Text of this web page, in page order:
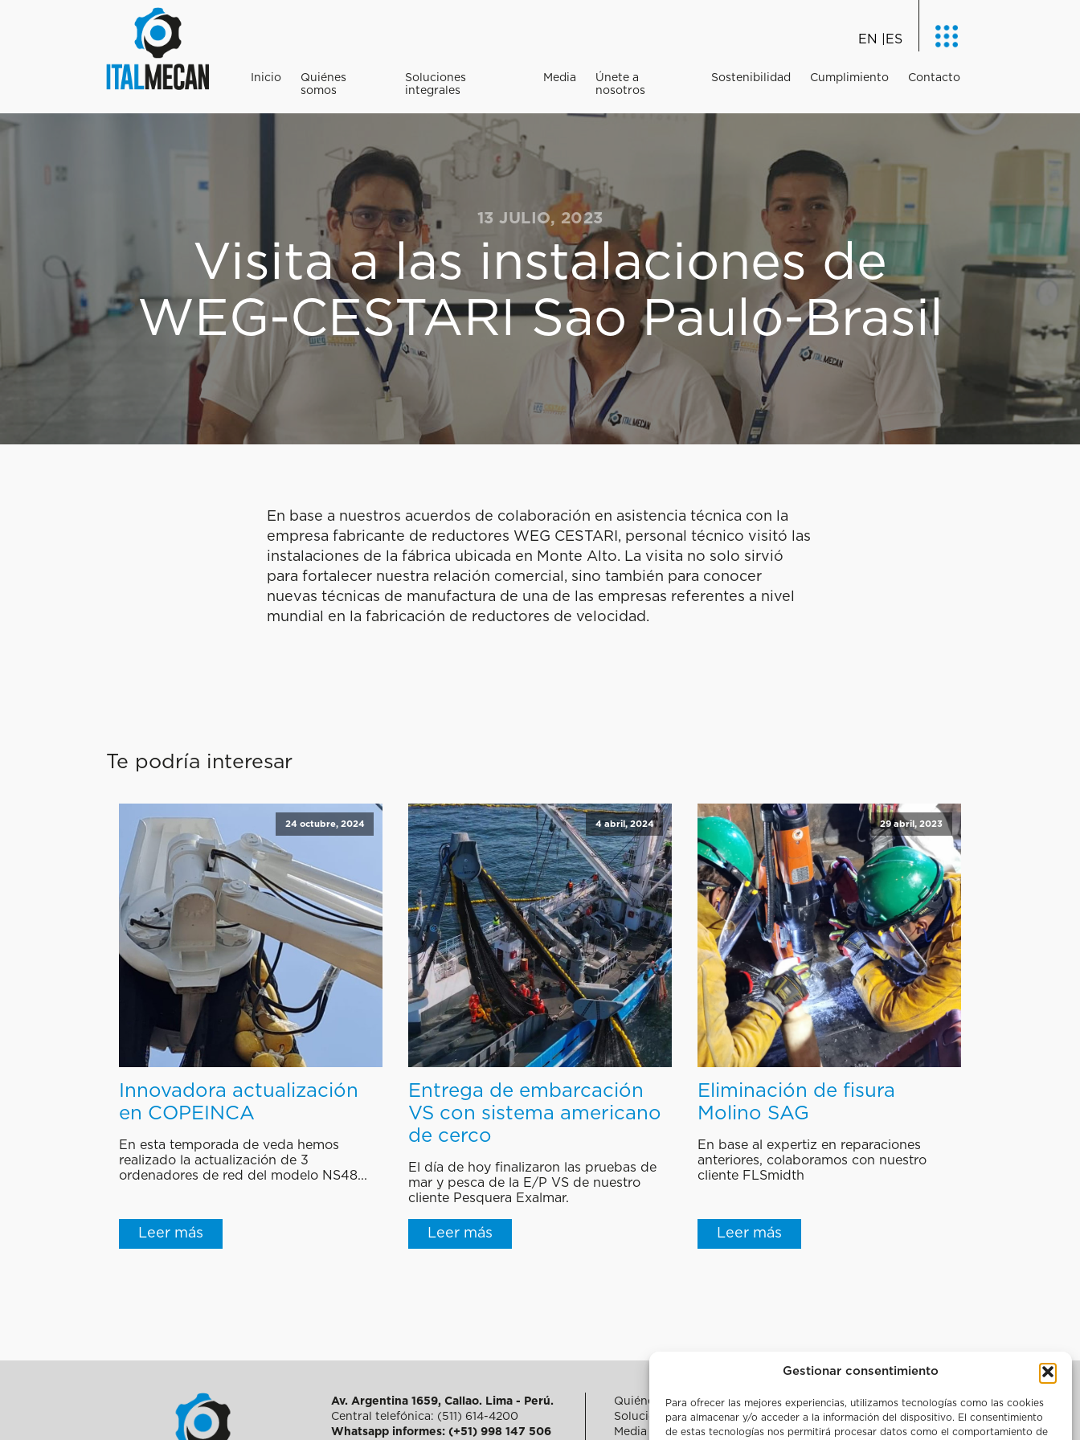
Gestionar consentimiento
Para ofrecer las mejores experiencias, utilizamos tecnologías como las cookies
para almacenar y/o acceder a la información del dispositivo. El consentimiento
de estas tecnologías nos permitirá procesar datos como el comportamiento de
EN ES
Inicio
Quiénes
somos
Soluciones
integrales
Media
Únete a
nosotros
Sostenibilidad Cumplimiento Contacto
13 JULIO, 2023
Visita a las instalaciones de
WEG-CESTARI Sao Paulo-Brasil
En base a nuestros acuerdos de colaboración en asistencia técnica con la
empresa fabricante de reductores WEG CESTARI, personal técnico visitó las
instalaciones de la fábrica ubicada en Monte Alto. La visita no solo sirvió
para fortalecer nuestra relación comercial, sino también para conocer
nuevas técnicas de manufactura de una de las empresas referentes a nivel
mundial en la fabricación de reductores de velocidad.
Te podría interesar
24 octubre, 2024
Innovadora actualización
en COPEINCA
En esta temporada de veda hemos
realizado la actualización de 3
ordenadores de red del modelo NS48...
Leer más
4 abril, 2024
Entrega de embarcación
VS con sistema americano
de cerco
El día de hoy finalizaron las pruebas de
mar y pesca de la E/P VS de nuestro
cliente Pesquera Exalmar.
Leer más
29 abril, 2023
Eliminación de fisura
Molino SAG
En base al expertiz en reparaciones
anteriores, colaboramos con nuestro
cliente FLSmidth
Leer más
Av. Argentina 1659, Callao. Lima - Perú.
Central telefónica: (511) 614-4200
Whatsapp informes: (+51) 998 147 506
Quiénes somos
Soluciones integrales
Media
Aviso legal
Política de privacidad y uso de
datos